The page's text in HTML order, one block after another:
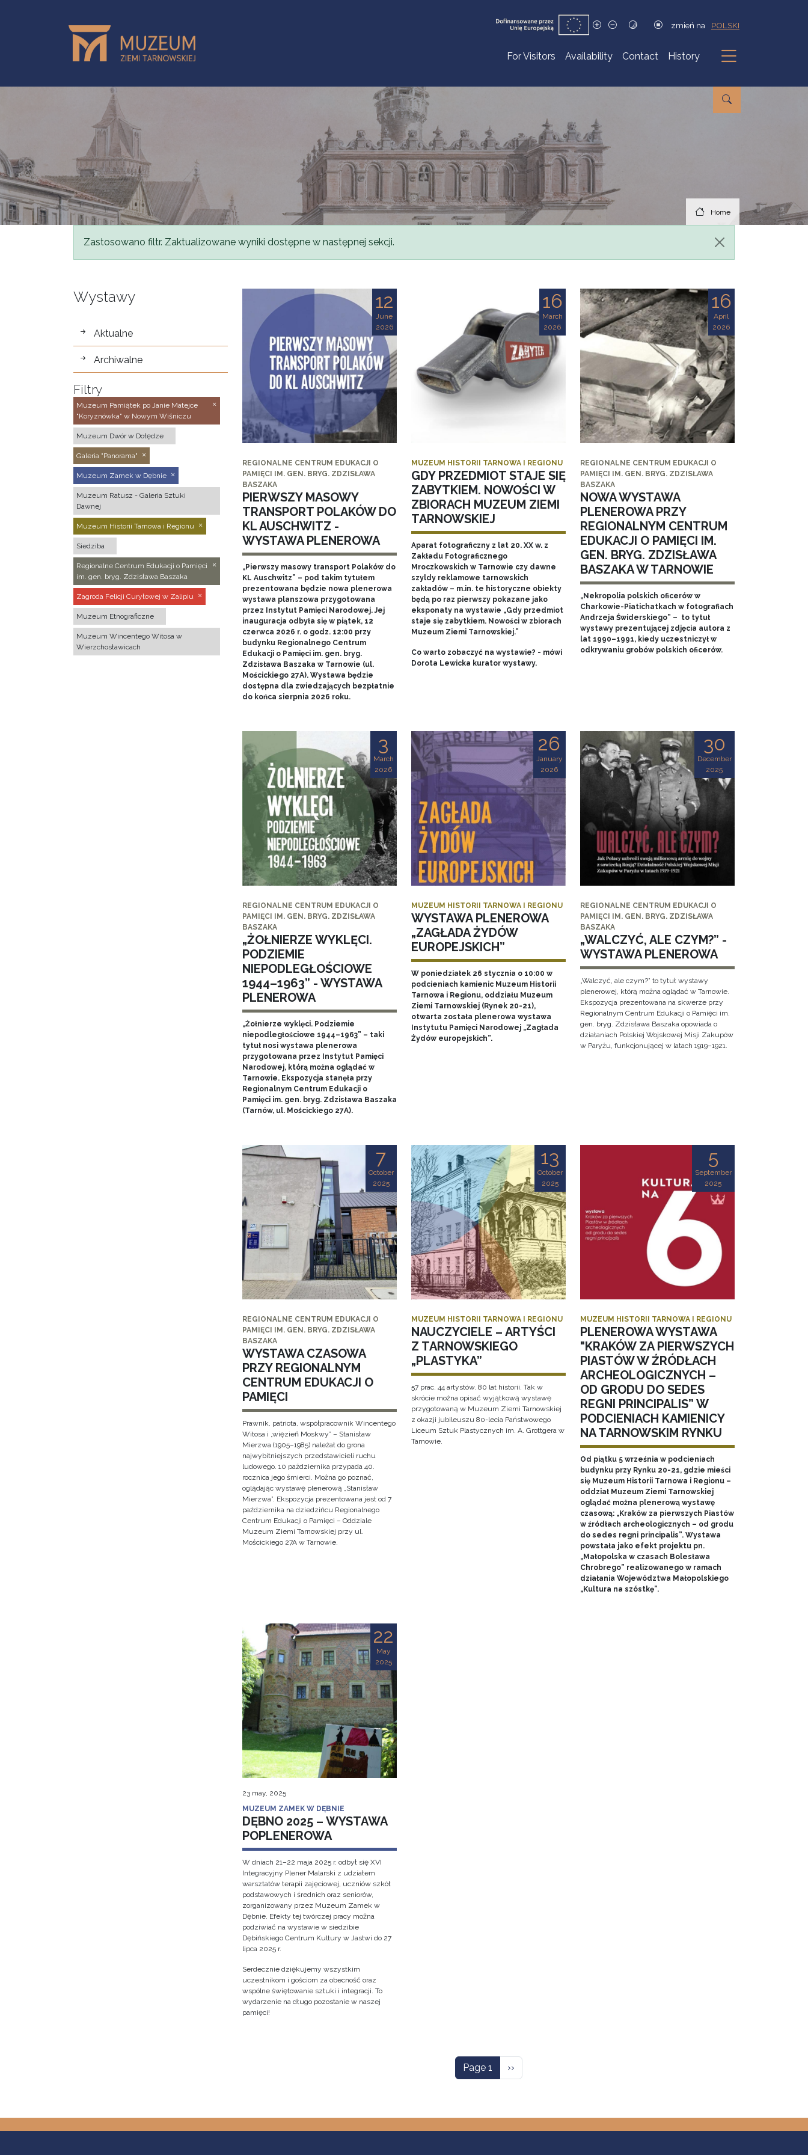
zmień na POLSKI
For Visitors Availability Contact History
Submenu
Home
Status message
Zastosowano filtr. Zaktualizowane wyniki dostępne w następnej sekcji.
Wystawy
wystawy
Aktualne
Archiwalne
Filtry
Muzeum Pamiątek po Janie Matejce
"Koryznówka" w Nowym Wiśniczu
Muzeum Dwór w Dołędze
Galeria "Panorama"
Muzeum Zamek w Dębnie
Muzeum Ratusz - Galeria Sztuki
Dawnej
Muzeum Historii Tarnowa i Regionu
Siedziba
Regionalne Centrum Edukacji o Pamięci
im. gen. bryg. Zdzisława Baszaka
Zagroda Felicji Curyłowej w Zalipiu
Muzeum Etnograficzne
Muzeum Wincentego Witosa w
Wierzchosławicach
12
June
2026
REGIONALNE CENTRUM EDUKACJI O
PAMIĘCI IM. GEN. BRYG. ZDZISŁAWA
BASZAKA
PIERWSZY MASOWY
TRANSPORT POLAKÓW DO
KL AUSCHWITZ -
WYSTAWA PLENEROWA
„Pierwszy masowy transport Polaków do
KL Auschwitz” – pod takim tytułem
prezentowana będzie nowa plenerowa
wystawa planszowa przygotowana
przez Instytut Pamięci Narodowej. Jej
inauguracja odbyła się w piątek, 12
czerwca 2026 r. o godz. 12:00 przy
budynku Regionalnego Centrum
Edukacji o Pamięci im. gen. bryg.
Zdzisława Baszaka w Tarnowie (ul.
Mościckiego 27A). Wystawa będzie
dostępna dla zwiedzających bezpłatnie
do końca sierpnia 2026 roku.
16
March
2026
MUZEUM HISTORII TARNOWA I REGIONU
GDY PRZEDMIOT STAJE SIĘ
ZABYTKIEM. NOWOŚCI W
ZBIORACH MUZEUM ZIEMI
TARNOWSKIEJ
Aparat fotograficzny z lat 20. XX w. z
Zakładu Fotograficznego
Mroczkowskich w Tarnowie czy dawne
szyldy reklamowe tarnowskich
zakładów – m.in. te historyczne obiekty
będą po raz pierwszy pokazane jako
eksponaty na wystawie „Gdy przedmiot
staje się zabytkiem. Nowości w zbiorach
Muzeum Ziemi Tarnowskiej.”
Co warto zobaczyć na wystawie? - mówi
Dorota Lewicka kurator wystawy.
16
April
2026
REGIONALNE CENTRUM EDUKACJI O
PAMIĘCI IM. GEN. BRYG. ZDZISŁAWA
BASZAKA
NOWA WYSTAWA
PLENEROWA PRZY
REGIONALNYM CENTRUM
EDUKACJI O PAMIĘCI IM.
GEN. BRYG. ZDZISŁAWA
BASZAKA W TARNOWIE
„Nekropolia polskich oficerów w
Charkowie-Piatichatkach w fotografiach
Andrzeja Świderskiego” – to tytuł
wystawy prezentującej zdjęcia autora z
lat 1990–1991, kiedy uczestniczył w
odkrywaniu grobów polskich oficerów.
3
March
2026
REGIONALNE CENTRUM EDUKACJI O
PAMIĘCI IM. GEN. BRYG. ZDZISŁAWA
BASZAKA
„ŻOŁNIERZE WYKLĘCI.
PODZIEMIE
NIEPODLEGŁOŚCIOWE
1944–1963” - WYSTAWA
PLENEROWA
„Żołnierze wyklęci. Podziemie
niepodległościowe 1944–1963” – taki
tytuł nosi wystawa plenerowa
przygotowana przez Instytut Pamięci
Narodowej, którą można oglądać w
Tarnowie. Ekspozycja stanęła przy
Regionalnym Centrum Edukacji o
Pamięci im. gen. bryg. Zdzisława Baszaka
(Tarnów, ul. Mościckiego 27A).
26
January
2026
MUZEUM HISTORII TARNOWA I REGIONU
WYSTAWA PLENEROWA
„ZAGŁADA ŻYDÓW
EUROPEJSKICH”
W poniedziałek 26 stycznia o 10:00 w
podcieniach kamienic Muzeum Historii
Tarnowa i Regionu, oddziału Muzeum
Ziemi Tarnowskiej (Rynek 20-21),
otwarta została plenerowa wystawa
Instytutu Pamięci Narodowej „Zagłada
Żydów europejskich”.
30
December
2025
REGIONALNE CENTRUM EDUKACJI O
PAMIĘCI IM. GEN. BRYG. ZDZISŁAWA
BASZAKA
„WALCZYĆ, ALE CZYM?” -
WYSTAWA PLENEROWA
„Walczyć, ale czym?” to tytuł wystawy
plenerowej, którą można oglądać w Tarnowie.
Ekspozycja prezentowana na skwerze przy
Regionalnym Centrum Edukacji o Pamięci im.
gen. bryg. Zdzisława Baszaka opowiada o
działaniach Polskiej Wojskowej Misji Zakupów
w Paryżu, funkcjonującej w latach 1919–1921.
7
October
2025
REGIONALNE CENTRUM EDUKACJI O
PAMIĘCI IM. GEN. BRYG. ZDZISŁAWA
BASZAKA
WYSTAWA CZASOWA
PRZY REGIONALNYM
CENTRUM EDUKACJI O
PAMIĘCI
Prawnik, patriota, współpracownik Wincentego
Witosa i „więzień Moskwy” – Stanisław
Mierzwa (1905–1985) należał do grona
najwybitniejszych przedstawicieli ruchu
ludowego. 10 października przypada 40.
rocznica jego śmierci. Można go poznać,
oglądając wystawę plenerową „Stanisław
Mierzwa”. Ekspozycja prezentowana jest od 7
października na dziedzińcu Regionalnego
Centrum Edukacji o Pamięci – Oddziale
Muzeum Ziemi Tarnowskiej przy ul.
Mościckiego 27A w Tarnowie.
13
October
2025
MUZEUM HISTORII TARNOWA I REGIONU
NAUCZYCIELE – ARTYŚCI
Z TARNOWSKIEGO
„PLASTYKA”
57 prac. 44 artystów. 80 lat historii. Tak w
skrócie można opisać wyjątkową wystawę
przygotowaną w Muzeum Ziemi Tarnowskiej
z okazji jubileuszu 80-lecia Państwowego
Liceum Sztuk Plastycznych im. A. Grottgera w
Tarnowie.
5
September
2025
MUZEUM HISTORII TARNOWA I REGIONU
PLENEROWA WYSTAWA
"KRAKÓW ZA PIERWSZYCH
PIASTÓW W ŹRÓDŁACH
ARCHEOLOGICZNYCH –
OD GRODU DO SEDES
REGNI PRINCIPALIS” W
PODCIENIACH KAMIENICY
NA TARNOWSKIM RYNKU
Od piątku 5 września w podcieniach
budynku przy Rynku 20-21, gdzie mieści
się Muzeum Historii Tarnowa i Regionu –
oddział Muzeum Ziemi Tarnowskiej
oglądać można plenerową wystawę
czasową: „Kraków za pierwszych Piastów
w źródłach archeologicznych – od grodu
do sedes regni principalis”. Wystawa
powstała jako efekt projektu pn.
„Małopolska w czasach Bolesława
Chrobrego” realizowanego w ramach
działania Województwa Małopolskiego
„Kultura na szóstkę”.
22
May
2025
23 may, 2025
MUZEUM ZAMEK W DĘBNIE
DĘBNO 2025 – WYSTAWA
POPLENEROWA
W dniach 21–22 maja 2025 r. odbył się XVI
Integracyjny Plener Malarski z udziałem
warsztatów terapii zajęciowej, uczniów szkół
podstawowych i średnich oraz seniorów,
zorganizowany przez Muzeum Zamek w
Dębnie. Efekty tej twórczej pracy można
podziwiać na wystawie w siedzibie
Dębińskiego Centrum Kultury w Jastwi do 27
lipca 2025 r.
Serdecznie dziękujemy wszystkim
uczestnikom i gościom za obecność oraz
wspólne świętowanie sztuki i integracji. To
wydarzenie na długo pozostanie w naszej
pamięci!
Page 1 Next page
››